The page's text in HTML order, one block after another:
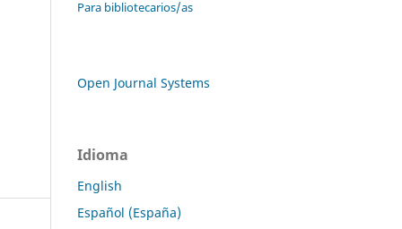
Para bibliotecarios/as
Open Journal Systems
Idioma
English
Español (España)